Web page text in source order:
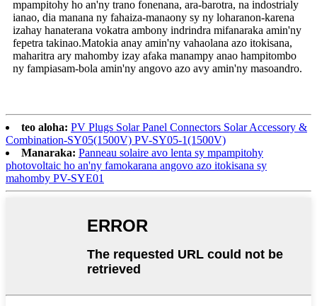
mpampitohy ho an'ny trano fonenana, ara-barotra, na indostrialy
ianao, dia manana ny fahaiza-manaony sy ny loharanon-karena
izahay hanaterana vokatra ambony indrindra mifanaraka amin'ny
fepetra takinao.Matokia anay amin'ny vahaolana azo itokisana,
maharitra ary mahomby izay afaka manampy anao hampitombo
ny fampiasam-bola amin'ny angovo azo avy amin'ny masoandro.
teo aloha: PV Plugs Solar Panel Connectors Solar Accessory &
Combination-SY05(1500V) PV-SY05-1(1500V)
Manaraka: Panneau solaire avo lenta sy mpampitohy
photovoltaic ho an'ny famokarana angovo azo itokisana sy
mahomby PV-SYE01